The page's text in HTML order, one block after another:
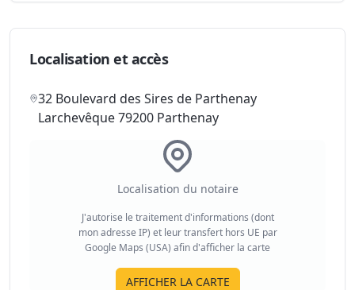
Localisation et accès
32 Boulevard des Sires de Parthenay
Larchevêque 79200 Parthenay
Localisation du notaire
J'autorise le traitement d'informations (dont
mon adresse IP) et leur transfert hors UE par
Google Maps (USA) afin d'afficher la carte
AFFICHER LA CARTE